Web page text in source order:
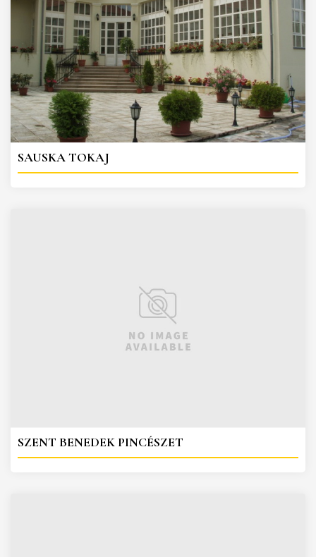
SAUSKA TOKAJ
SZENT BENEDEK PINCÉSZET